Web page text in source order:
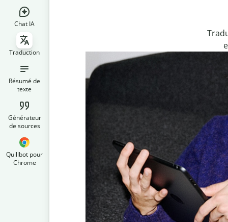
Chat IA
Traduction
Résumé de
texte
Générateur
de sources
Quillbot pour
Chrome